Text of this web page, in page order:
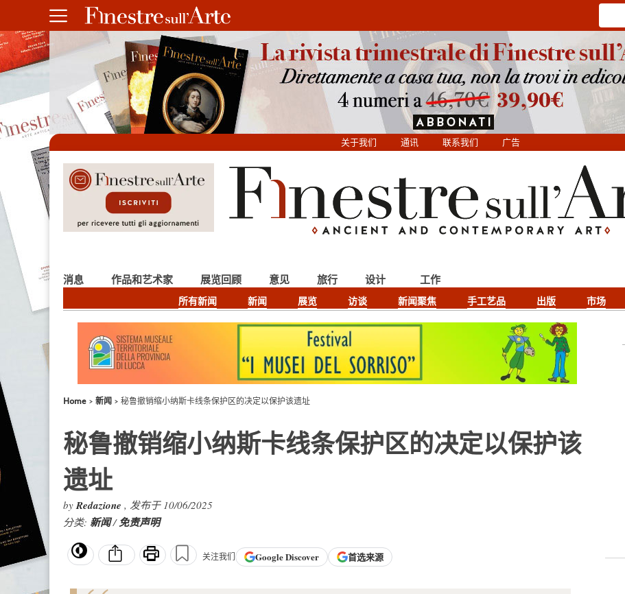
关于我们 通讯 联系我们 广告
消息
所有新闻 新闻 展览 访谈 新闻聚焦 手工艺品 出版 市场
作品和艺术家 展览回顾 意见 旅行 设计 工作
Home 新闻 秘鲁撤销缩小纳斯卡线条保护区的决定以保护该遗址
秘鲁撤销缩小纳斯卡线条保护区的决定以保护该
遗址
byRedazione , 发布于 10/06/2025
分类: 新闻/免责声明
关注我们 GoogleDiscover 首选来源